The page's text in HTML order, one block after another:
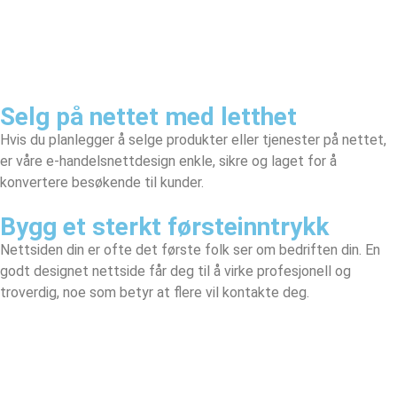
Selg på nettet med letthet
Hvis du planlegger å selge produkter eller tjenester på nettet,
er våre e-handelsnettdesign enkle, sikre og laget for å
konvertere besøkende til kunder.
Bygg et sterkt førsteinntrykk
Nettsiden din er ofte det første folk ser om bedriften din. En
godt designet nettside får deg til å virke profesjonell og
troverdig, noe som betyr at flere vil kontakte deg.